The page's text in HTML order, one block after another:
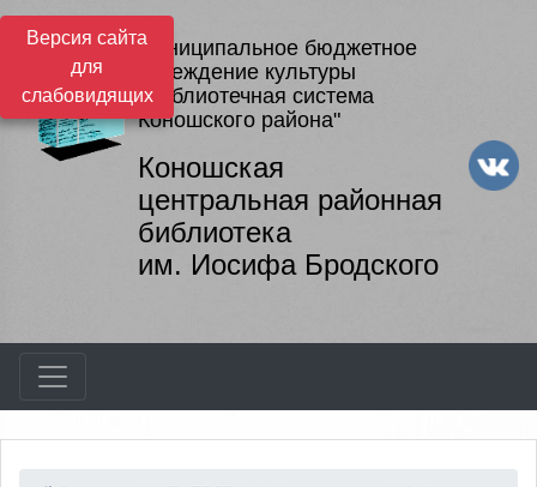
Версия сайта
для
слабовидящих
Муниципальное бюджетное
учреждение культуры
"Библиотечная система
Коношского района"
Коношская
центральная районная
библиотека
им. Иосифа Бродского